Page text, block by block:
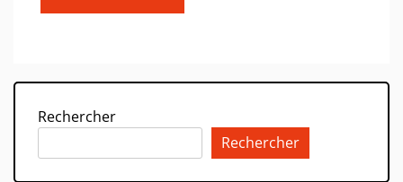
Rechercher
Rechercher